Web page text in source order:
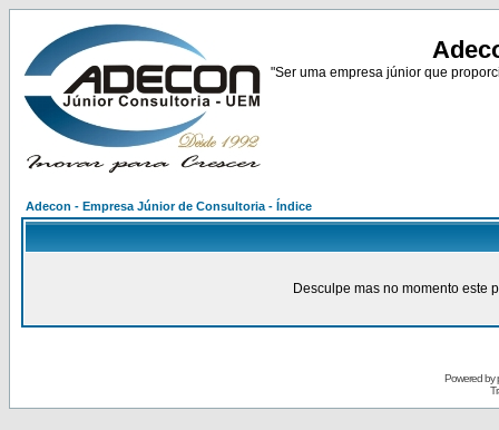
"Ser uma empresa júnior que
Adecon - Empresa Júnior de Consultoria - Índice
Desculpe mas no momento este
Powered by